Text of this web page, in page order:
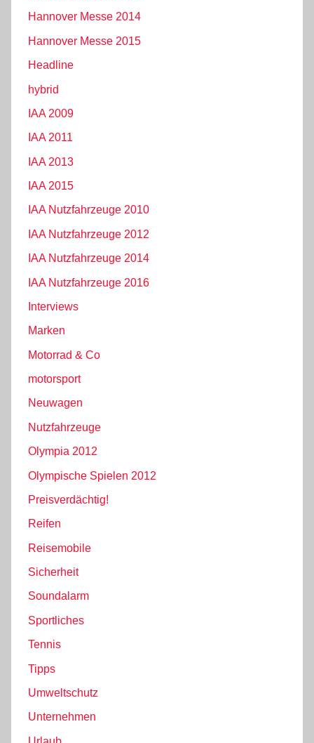
Hannover Messe 2014
Hannover Messe 2015
Headline
hybrid
IAA 2009
IAA 2011
IAA 2013
IAA 2015
IAA Nutzfahrzeuge 2010
IAA Nutzfahrzeuge 2012
IAA Nutzfahrzeuge 2014
IAA Nutzfahrzeuge 2016
Interviews
Marken
Motorrad & Co
motorsport
Neuwagen
Nutzfahrzeuge
Olympia 2012
Olympische Spielen 2012
Preisverdächtig!
Reifen
Reisemobile
Sicherheit
Soundalarm
Sportliches
Tennis
Tipps
Umweltschutz
Unternehmen